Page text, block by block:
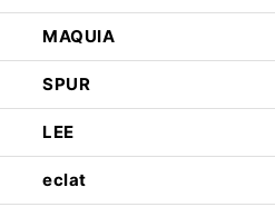
MAQUIA
SPUR
LEE
eclat